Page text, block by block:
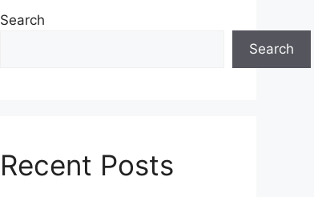
Search
Search
Recent Posts